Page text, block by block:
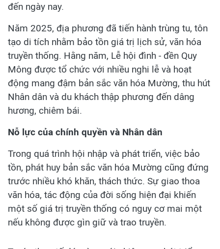
đến ngày nay.
Năm 2025, địa phương đã tiến hành trùng tu, tôn
tạo di tích nhằm bảo tồn giá trị lịch sử, văn hóa
truyền thống. Hằng năm, Lễ hội đình - đền Quy
Mông được tổ chức với nhiều nghi lễ và hoạt
động mang đậm bản sắc văn hóa Mường, thu hút
Nhân dân và du khách thập phương đến dâng
hương, chiêm bái.
Nỗ lực của chính quyền và Nhân dân
Trong quá trình hội nhập và phát triển, việc bảo
tồn, phát huy bản sắc văn hóa Mường cũng đứng
trước nhiều khó khăn, thách thức. Sự giao thoa
văn hóa, tác động của đời sống hiện đại khiến
một số giá trị truyền thống có nguy cơ mai một
nếu không được gìn giữ và trao truyền.